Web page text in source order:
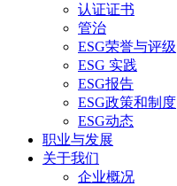
认证证书
管治
ESG荣誉与评级
ESG 实践
ESG报告
ESG政策和制度
ESG动态
职业与发展
关于我们
企业概况